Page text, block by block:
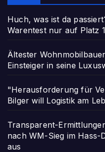
Huch, was ist da
Warentest nur auf Platz
Ältester
Einsteiger in seine
"Herausforderung für
Bilger will Logistik am
Transparent-
nach WM-Sieg im Hass-
aus